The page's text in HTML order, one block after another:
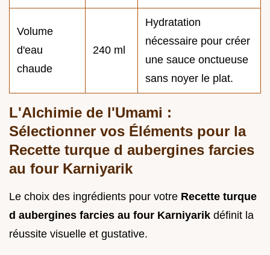
Volume
d'eau
chaude
240 ml
Hydratation
nécessaire pour créer
une sauce onctueuse
sans noyer le plat.
L'Alchimie de l'Umami :
Sélectionner vos Éléments pour la
Recette turque d aubergines farcies
au four Karniyarik
Le choix des ingrédients pour votre Recette turque
d aubergines farcies au four Karniyarik définit la
réussite visuelle et gustative.